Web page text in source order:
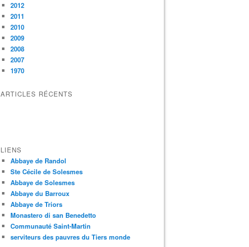
2012
2011
2010
2009
2008
2007
1970
ARTICLES RÉCENTS
LIENS
Abbaye de Randol
Ste Cécile de Solesmes
Abbaye de Solesmes
Abbaye du Barroux
Abbaye de Triors
Monastero di san Benedetto
Communauté Saint-Martin
serviteurs des pauvres du Tiers monde